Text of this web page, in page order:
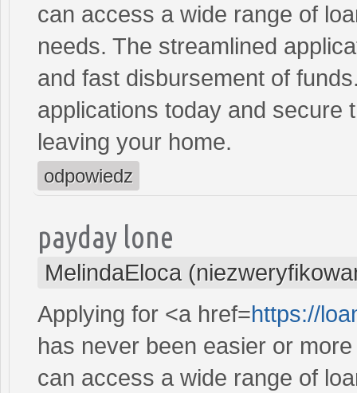
can access a wide range of
needs. The streamlined
and fast disbursement of
applications today and secure
leaving your home.
odpowiedz
payday lone
MelindaEloca
Applying for <a href=https://
has never been easier or
can access a wide range of